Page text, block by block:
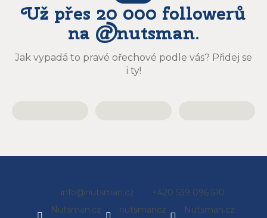
Už přes 20 000 followerů
na @nutsman.
Jak vypadá to pravé ořechové podle vás? Přidej se
i ty!
info@nutsman.cz
+420 539 096 510
Nutsman.cz
nutsmancz Nutsman.cz